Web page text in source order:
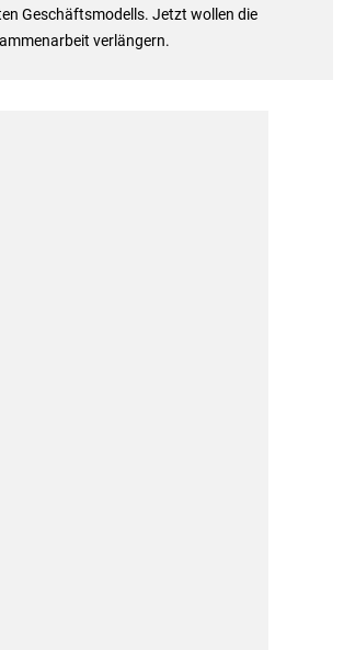
Geschäftsmodells. Jetzt wollen die
verlängern.